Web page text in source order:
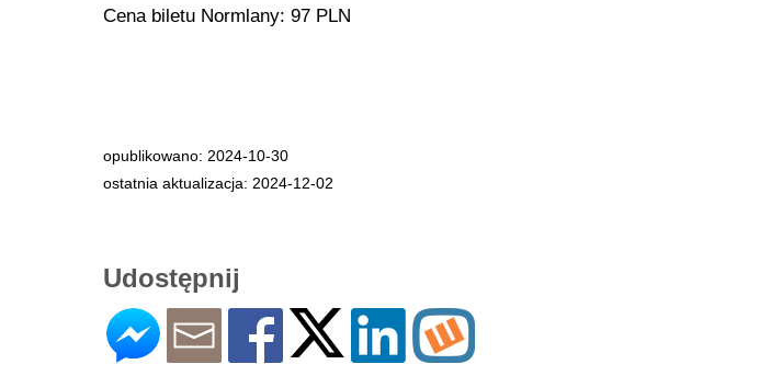
Cena biletu Normlany: 97 PLN
opublikowano: 2024-10-30
ostatnia aktualizacja: 2024-12-02
Udostępnij